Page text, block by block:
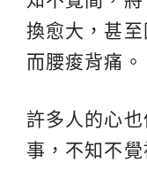
換愈大，甚
而腰痠背痛。
許多人的心
事，不知不